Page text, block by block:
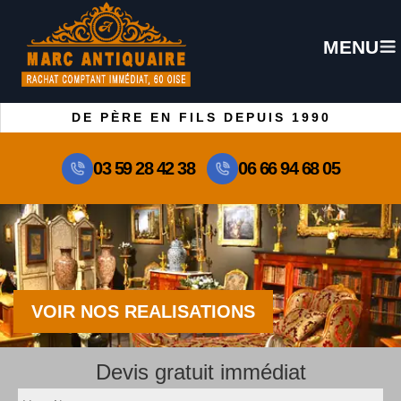
MENU
DE PÈRE EN FILS DEPUIS 1990
03 59 28 42 38 06 66 94 68 05
VOIR NOS REALISATIONS
Devis gratuit immédiat